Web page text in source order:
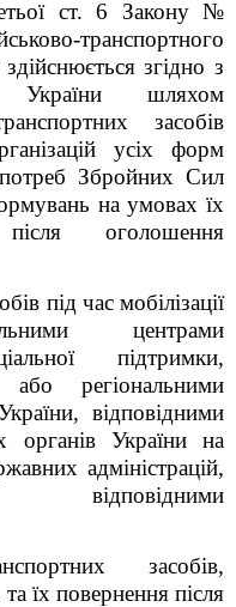
ст. 6 Закону №
транспортного
згідно з
України шляхом
засобів
усіх форм
потреб Збройних Сил
на умовах їх
оголошення
під час мобілізації
центрами
підтримки,
або регіональними
відповідними
органів України на
адміністрацій,
засобів,
та їх повернення після